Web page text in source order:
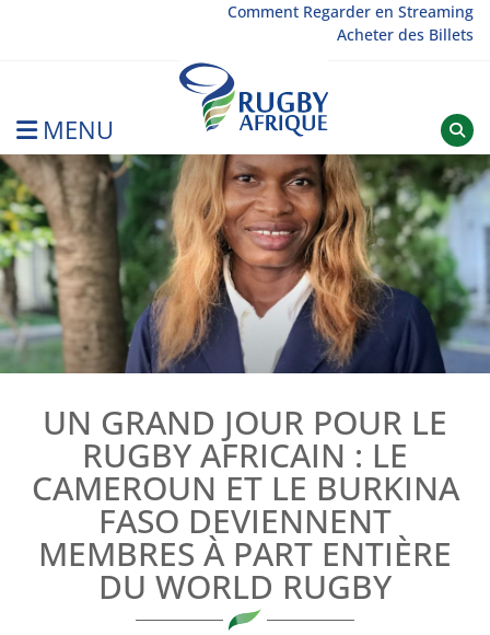
Comment Regarder en Streaming
Acheter des Billets
MENU
Rugby Afrique
UN GRAND JOUR POUR LE
RUGBY AFRICAIN : LE
CAMEROUN ET LE BURKINA
FASO DEVIENNENT
MEMBRES À PART ENTIÈRE
DU WORLD RUGBY